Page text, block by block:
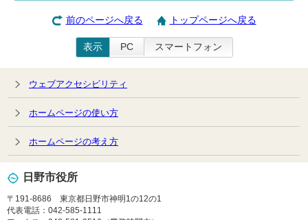
前のページへ戻る トップページへ戻る
表示 PC スマートフォン
ウェブアクセシビリティ
ホームページの使い方
ホームページの考え方
日野市役所
〒191-8686 東京都日野市神明1の12の1
代表電話：042-585-1111